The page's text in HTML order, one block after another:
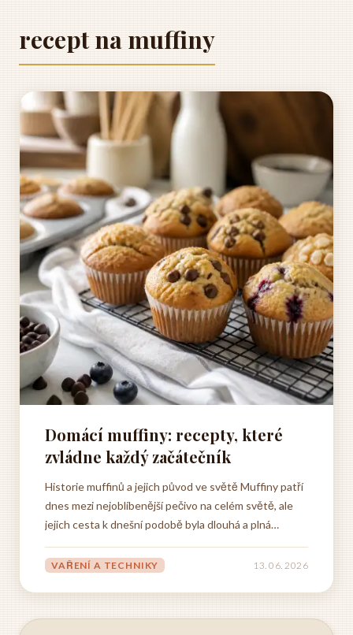
recept na muffiny
Domácí muffiny: recepty, které
zvládne každý začátečník
Historie muffinů a jejich původ ve světě Muffiny patří
dnes mezi nejoblíbenější pečivo na celém světě, ale
jejich cesta k dnešní podobě byla dlouhá a plná
receptu na muffiny uvědomuje, že za tímto zdánlivě
VAŘENÍ A TECHNIKY 13. 06. 2026